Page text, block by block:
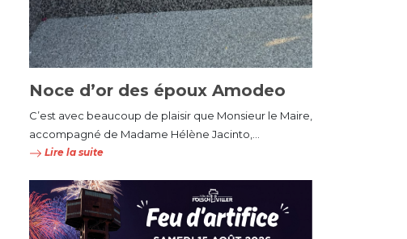
Noce d’or des époux Amodeo
C’est avec beaucoup de plaisir que Monsieur le Maire,
accompagné de Madame Hélène Jacinto,...
Lire la suite